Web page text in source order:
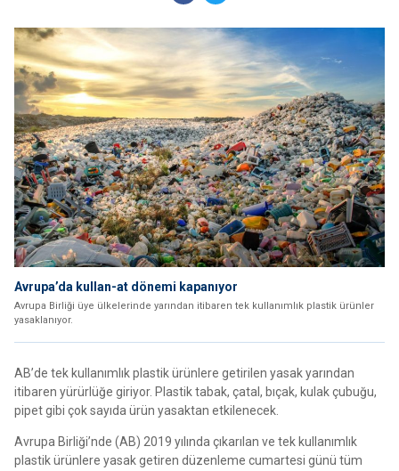
Avrupa’da kullan-at dönemi kapanıyor
Avrupa Birliği üye ülkelerinde yarından itibaren tek kullanımlık plastik ürünler
yasaklanıyor.
AB’de tek kullanımlık plastik ürünlere getirilen yasak yarından
itibaren yürürlüğe giriyor. Plastik tabak, çatal, bıçak, kulak çubuğu,
pipet gibi çok sayıda ürün yasaktan etkilenecek.
Avrupa Birliği’nde (AB) 2019 yılında çıkarılan ve tek kullanımlık
plastik ürünlere yasak getiren düzenleme cumartesi günü tüm